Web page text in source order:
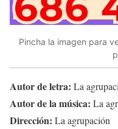
Pincha la imagen para
Autor de letra: La
Autor de la música: La
Dirección: La agrupación